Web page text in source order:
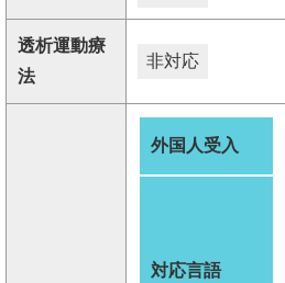
透析運動療
法
非対応
外国人受入
対応言語